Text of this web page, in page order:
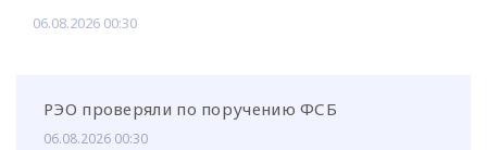
06.08.2026 00:30
РЭО проверяли по поручению ФСБ
06.08.2026 00:30